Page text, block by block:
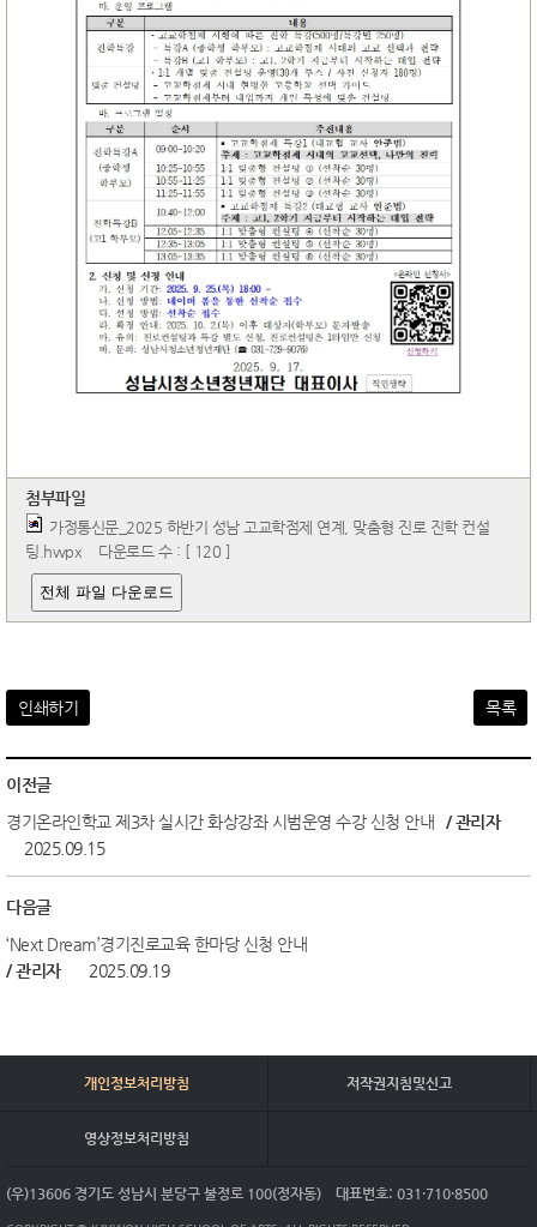
첨부파일
가정통신문_2025 하반기 성남 고교학점제 연계, 맞춤형 진로 진학 컨설
팅.hwpx 다운로드 수 : [ 120 ]
전체 파일 다운로드
인쇄하기 목록
이전글
경기온라인학교 제3차 실시간 화상강좌 시범운영 수강 신청 안내
/ 관리자
2025.09.15
다음글
‘Next Dream’경기진로교육 한마당 신청 안내
/ 관리자
2025.09.19
개인정보처리방침 저작권지침및신고
영상정보처리방침
(우)13606 경기도 성남시 분당구 불정로 100(정자동) 대표번호: 031·710·8500